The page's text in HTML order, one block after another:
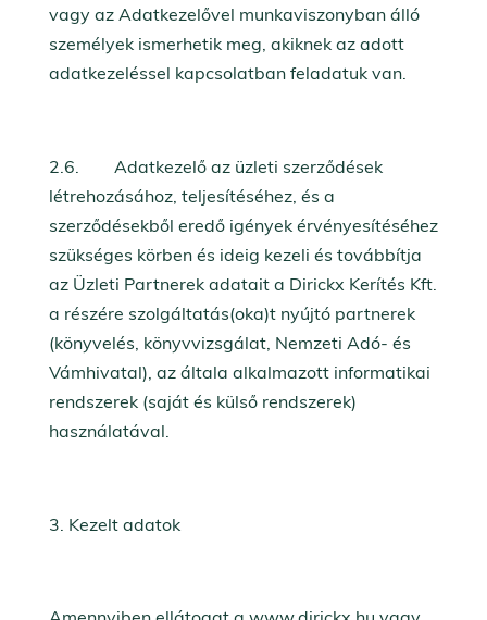
vagy az Adatkezelővel munkaviszonyban álló
személyek ismerhetik meg, akiknek az adott
adatkezeléssel kapcsolatban feladatuk van.
2.6. Adatkezelő az üzleti szerződések
létrehozásához, teljesítéséhez, és a
szerződésekből eredő igények érvényesítéséhez
szükséges körben és ideig kezeli és továbbítja
az Üzleti Partnerek adatait a Dirickx Kerítés Kft.
a részére szolgáltatás(oka)t nyújtó partnerek
(könyvelés, könyvvizsgálat, Nemzeti Adó- és
Vámhivatal), az általa alkalmazott informatikai
rendszerek (saját és külső rendszerek)
használatával.
Kezelt adatok